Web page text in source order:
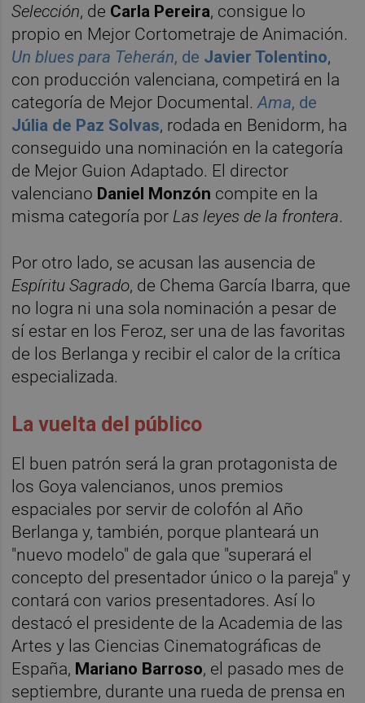
Selección, de Carla Pereira, consigue lo
propio en Mejor Cortometraje de Animación.
Un blues para Teherán, de Javier Tolentino,
con producción valenciana, competirá en la
categoría de Mejor Documental.Ama, de
Júlia de Paz Solvas, rodada en Benidorm, ha
conseguido una nominación en la categoría
de Mejor Guion Adaptado. El director
valenciano Daniel Monzón compite en la
misma categoría por Las leyes de la frontera.
Por otro lado, se acusan las ausencia de
Espíritu Sagrado, de Chema García Ibarra, que
no logra ni una sola nominación a pesar de
sí estar en los Feroz, ser una de las favoritas
de los Berlanga y recibir el calor de la crítica
especializada.
La vuelta del público
El buen patrón será la gran protagonista de
los Goya valencianos, unos premios
espaciales por servir de colofón al Año
Berlanga y, también, porque planteará un
"nuevo modelo" de gala que "superará el
concepto del presentador único o la pareja" y
contará con varios presentadores. Así lo
destacó el presidente de la Academia de las
Artes y las Ciencias Cinematográficas de
España, Mariano Barroso, el pasado mes de
septiembre, durante una rueda de prensa en